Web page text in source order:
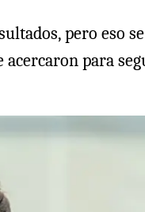
pero eso
acercaron para